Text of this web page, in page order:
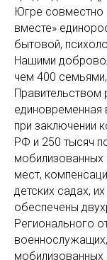
Югре
вместе»
бытовой,
Нашими
чем 400
Правительством
единовременная
при заключении
РФ и 250 тысяч
мобилизованных
мест,
детских садах,
обеспечены
Регионального
мобилизованных